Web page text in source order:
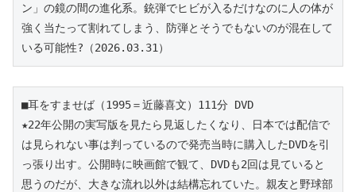
ン」の鏡の間の進化系。銃弾でヒビが入るだけなのに人の体が
強く当たって割れてしまう、防弾とそうでもないのが混在して
いる可能性?（2026.03.31）
■耳をすませば（1995＝近藤喜文）111分 DVD
★22年公開の実写版を見たら見返したくなり、日本では配信で
は見られない事は判っているので発売当時に購入したDVDを引
っ張り出す。公開時に映画館で観て、DVDも2回は見ていると
思うのだが、大きな流れ以外は結構忘れていた。 親友と野球部